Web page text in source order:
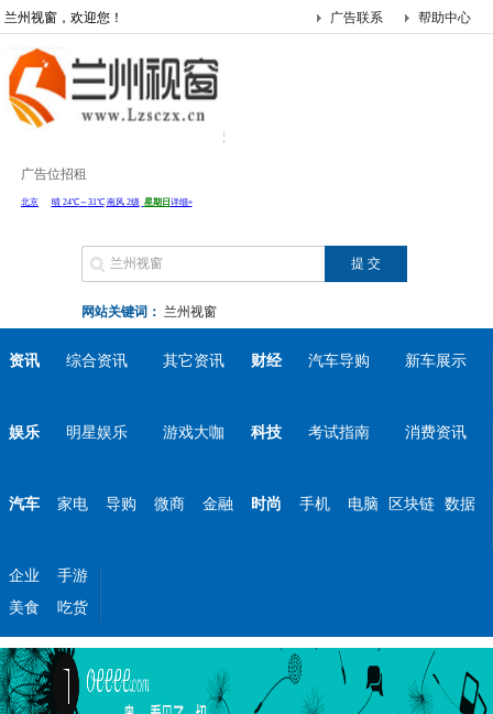
兰州视窗，欢迎您！ 帮助中心
广告联系
广告位招租
网站关键词： 兰州视窗
资讯 综合资讯 其它资讯 财经 汽车导购 新车展示
娱乐 明星娱乐 游戏大咖 科技 考试指南 消费资讯
汽车 家电 导购 微商 金融 时尚 手机 电脑 区块链 数据
企业
手游
美食
吃货